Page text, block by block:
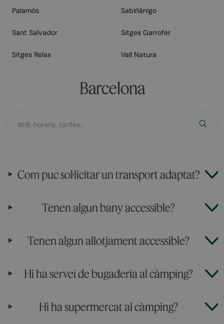
Palamós Sabiñánigo
Sant Salvador Sitges Garrofer
Sitges Relax Vall Natura
Barcelona
Com puc sol·licitar un transport adaptat?
Tenen algun bany accessible?
Tenen algun allotjament accessible?
Hi ha servei de bugaderia al càmping?
Hi ha supermercat al càmping?